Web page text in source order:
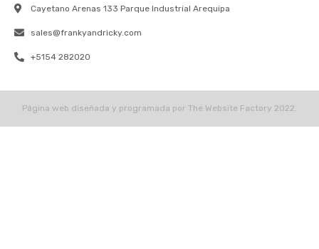
Cayetano Arenas 133 Parque Industrial Arequipa
sales@frankyandricky.com
+5154 282020
Página web diseñada y programada por The Website Factory 2022.